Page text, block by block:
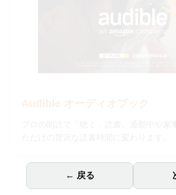
← 戻る